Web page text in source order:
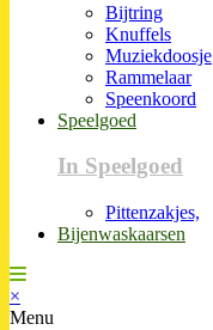
Bijtring
Knuffels
Muziekdoosje
Rammelaar
Speenkoord
Speelgoed
In Speelgoed
Pittenzakjes,
Bijenwaskaarsen
×
Menu